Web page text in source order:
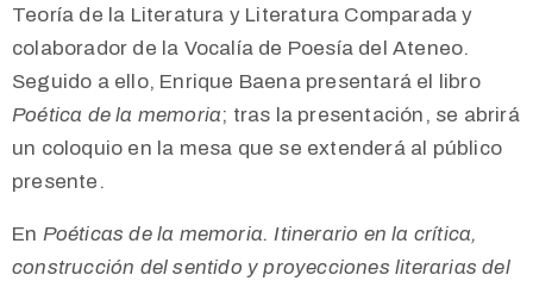
Teoría de la Literatura y Literatura Comparada y
colaborador de la Vocalía de Poesía del Ateneo.
Seguido a ello, Enrique Baena presentará el libro
Poética de la memoria; tras la presentación, se abrirá
un coloquio en la mesa que se extenderá al público
presente.
En Poéticas de la memoria. Itinerario en la crítica,
construcción del sentido y proyecciones literarias del